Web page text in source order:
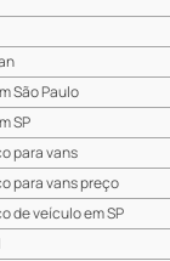
São Paulo
SP
para vans
para vans preço
de veículo em SP